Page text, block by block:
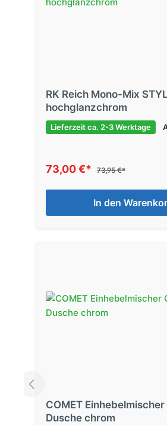
RK Reich Mono-Mix
hochglanzchrom
Lieferzeit ca. 2-3 Werktage
73,00 €* 73,95 €*
In den
COMET Einhebelmischer
Dusche chrom